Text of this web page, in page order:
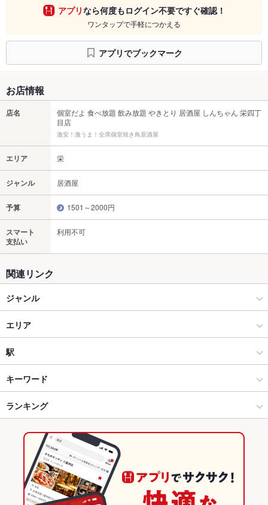
アプリなら何度もログイン不要ですぐ確認！
ワンタップで手軽につかえる
アプリでブックマーク
お店情報
店名
個室だよ 食べ放題 飲み放題 やきとり 居酒屋 しんちゃん 栄四丁
目店
激安！激うま！全席個室焼き鳥居酒屋
エリア 栄
ジャンル 居酒屋
予算 1501～2000円
スマート
支払い
利用不可
関連リンク
ジャンル
居酒屋
和風
栄(ミナミ)/矢場町/大須/上前津 × 居酒屋
栄(ミナミ)/矢場町/大須/上前津 × 和風
栄駅 × 居酒屋
栄駅 × 和風
エリア
栄
栄 × 居酒屋
栄 × 和風
栄 × 和食
栄 × 焼き鳥・鶏料理
駅
栄駅
栄町駅
矢場町駅
キーワード
手羽先 からあげ
たこ焼き チーズ天ぷら
ランキング
愛知のグルメランキング
愛知の居酒屋ランキング
栄(ミナミ)/矢場町/大須/上前津のグルメランキング